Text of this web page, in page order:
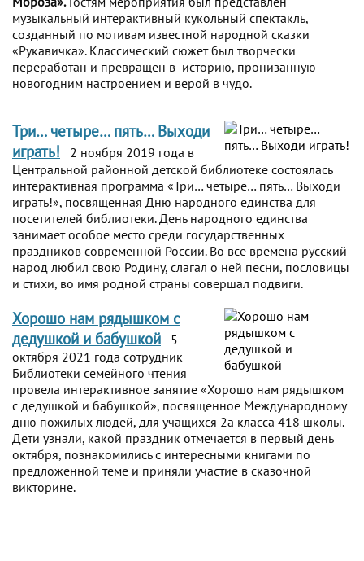
музыкальный интерактивный кукольный спектакль,
созданный по мотивам известной народной сказки
«Рукавичка». Классический сюжет был творчески
переработан и превращен в историю, пронизанную
новогодним настроением и верой в чудо.
Три… четыре… пять… Выходи
играть!
2 ноября 2019 года в
Центральной районной детской библиотеке состоялась
интерактивная программа «Три… четыре… пять… Выходи
играть!», посвященная Дню народного единства для
посетителей библиотеки. День народного единства
занимает особое место среди государственных
праздников современной России. Во все времена русский
народ любил свою Родину, слагал о ней песни, пословицы
и стихи, во имя родной страны совершал подвиги.
Хорошо нам рядышком с
дедушкой и бабушкой
5
октября 2021 года сотрудник
Библиотеки семейного чтения
провела интерактивное занятие «Хорошо нам рядышком
с дедушкой и бабушкой», посвященное Международному
дню пожилых людей, для учащихся 2а класса 418 школы.
Дети узнали, какой праздник отмечается в первый день
октября, познакомились с интересными книгами по
предложенной теме и приняли участие в сказочной
викторине.